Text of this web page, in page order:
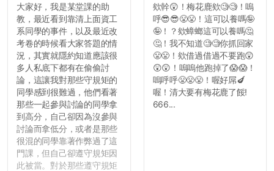
大家好，我是某堂課的助
教，最近看到靠清上面資工
系同學的事件，以及最近改
考卷的時候看大家答題的情
況，其實就隱約知道應該很
多人私底下都有在偷偷討
論，這讓我對那些守規矩的
同學感到很難過，他們看著
那些一起參與討論的同學拿
到高分，自己卻因為沒參與
討論而拿低分，或者是那些
很混的同學靠著作弊過了這
門課，但自己卻遵守規矩因
此被當。對於那些遵守規矩
欸幹😲！梅花鹿欸🧐🧐！嗚
呼😎😎😤😤！這可以養嗎🤪
🤪！？欸蟑螂這可以養嗎🤔
🤔！我不知道🧐🧐你抓回家
😤😤！欸借過借過不要跑😲
😲😲！嗚嗚他跑掉了😱😱！
嗚呼呼😤😤😤！喔好屌🍆
喔！清大要有梅花鹿了餒!
666...